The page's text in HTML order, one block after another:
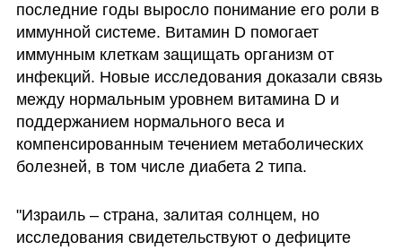
последние годы выросло понимание его роли в
иммунной системе. Витамин D помогает
иммунным клеткам защищать организм от
инфекций. Новые исследования доказали связь
между нормальным уровнем витамина D и
поддержанием нормального веса и
компенсированным течением метаболических
болезней, в том числе диабета 2 типа.
"Израиль – страна, залитая солнцем, но
исследования свидетельствуют о дефиците